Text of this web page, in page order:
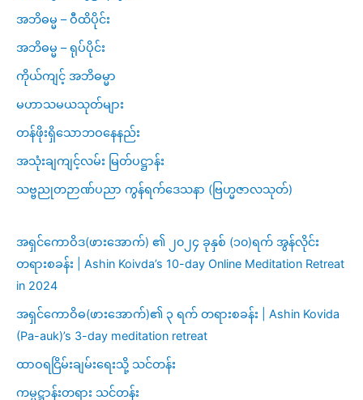
အဘိဓမ္မ – ဝီထိပိုင်း
အဘိဓမ္မ – ရုပ်ပိုင်း
ကိုယ်ကျင့် အဘိဓမ္မာ
မဟာသမယသုတ်များ
တန်ဖိုးရှိသောဘဝနေနည်း
အသုံးချကျင့်လမ်း မြတ်ပဋ္ဌာန်း
သဗ္ဗညုတဉာဏ်ပညာ ကွန်ရက်ဒေသနာ (ဗြဟ္မဇာလသုတ်)
အရှင်ကောဝိဒ(ဖားအောက်) ၏ ၂၀၂၄ ခုနှစ် (၁၀)ရက် အွန်လိုင်း
တရားစခန်း | Ashin Koivda’s 10-day Online Meditation Retreat
in 2024
အရှင်ကောဝိဓ(ဖားအောက်)၏ ၃ ရက် တရားစခန်း | Ashin Kovida
(Pa-auk)’s 3-day meditation retreat
ထာဝရငြိမ်းချမ်းရေးသို့ သင်တန်း
ကမ္မဋ္ဌာန်းတရား သင်တန်း